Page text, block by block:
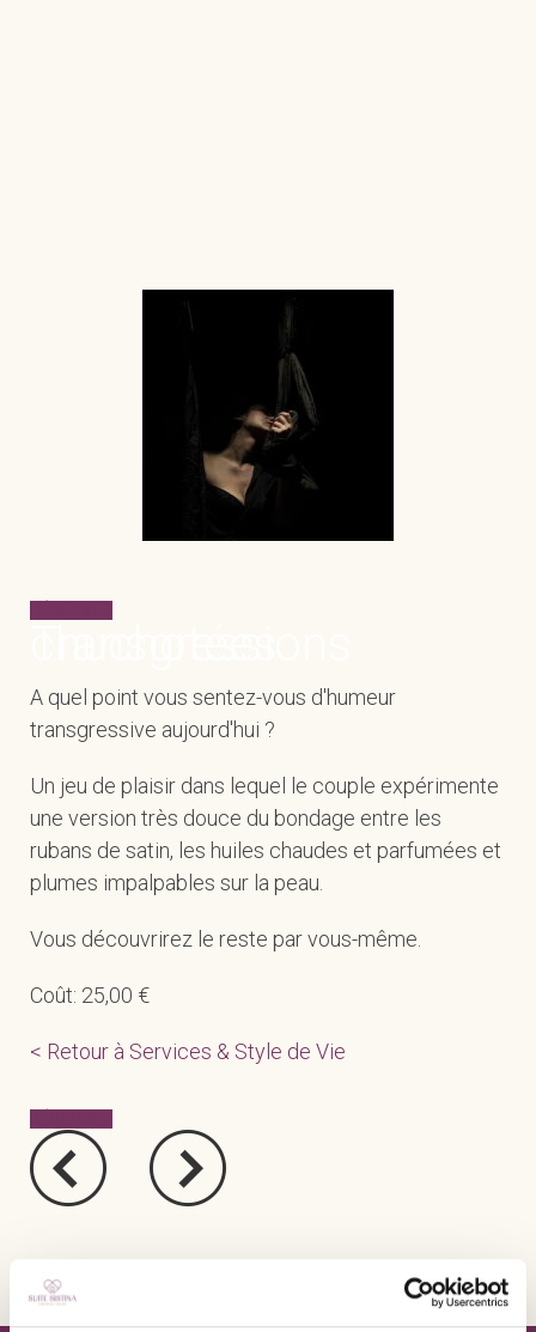
A quel point vous sentez-vous d'humeur
transgressive aujourd'hui ?
Un jeu de plaisir dans lequel le couple expérimente
une version très douce du bondage entre les
rubans de satin, les huiles chaudes et parfumées et
plumes impalpables sur la peau.
Vous découvrirez le reste par vous-même.
Coût: 25,00 €
< Retour à Services & Style de Vie